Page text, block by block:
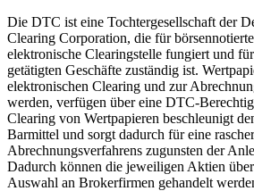
Die DTC ist eine Tochtergesellschaft der
Clearing Corporation, die für
elektronische Clearingstelle fungiert und
getätigten Geschäfte zuständig ist.
elektronischen Clearing und zur
werden, verfügen über eine DTC-
Clearing von Wertpapieren beschleunigt
Barmittel und sorgt dadurch für eine
Abrechnungsverfahrens zugunsten der
Dadurch können die jeweiligen Aktien
Auswahl an Brokerfirmen gehandelt